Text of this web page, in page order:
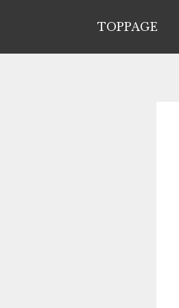
TOPPAGE